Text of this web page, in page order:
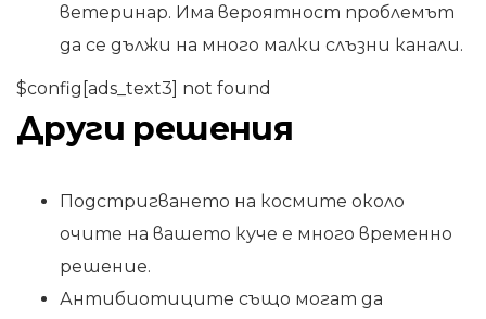
ветеринар. Има вероятност проблемът
да се дължи на много малки слъзни канали.
$config[ads_text3] not found
Други решения
Подстригването на космите около
очите на вашето куче е много временно
решение.
Антибиотиците също могат да